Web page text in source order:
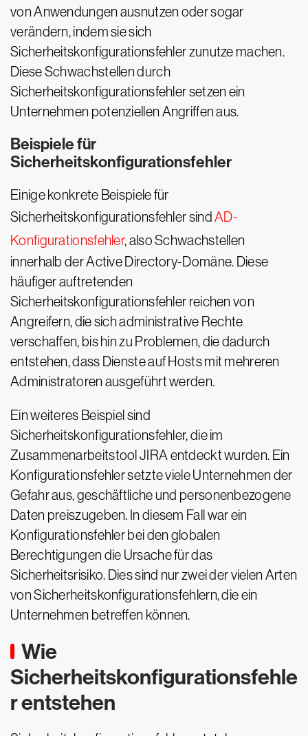
von Anwendungen ausnutzen oder sogar
verändern, indem sie sich
Sicherheitskonfigurationsfehler zunutze machen.
Diese Schwachstellen durch
Sicherheitskonfigurationsfehler setzen ein
Unternehmen potenziellen Angriffen aus.
Beispiele für
Sicherheitskonfigurationsfehler
Einige konkrete Beispiele für
Sicherheitskonfigurationsfehler sindAD-
Konfigurationsfehler, also Schwachstellen
innerhalb der Active Directory-Domäne. Diese
häufiger auftretenden
Sicherheitskonfigurationsfehler reichen von
Angreifern, die sich administrative Rechte
verschaffen, bis hin zu Problemen, die dadurch
entstehen, dass Dienste auf Hosts mit mehreren
Administratoren ausgeführt werden.
Ein weiteres Beispiel sind
Sicherheitskonfigurationsfehler, die im
Zusammenarbeitstool JIRA entdeckt wurden. Ein
Konfigurationsfehler setzte viele Unternehmen der
Gefahr aus, geschäftliche und personenbezogene
Daten preiszugeben. In diesem Fall war ein
Konfigurationsfehler bei den globalen
Berechtigungen die Ursache für das
Sicherheitsrisiko. Dies sind nur zwei der vielen Arten
von Sicherheitskonfigurationsfehlern, die ein
Unternehmen betreffen können.
Wie
Sicherheitskonfigurationsfehle
r entstehen